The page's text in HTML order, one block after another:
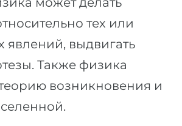
тех или
явлений, выдвигать
Также физика
возникновения и